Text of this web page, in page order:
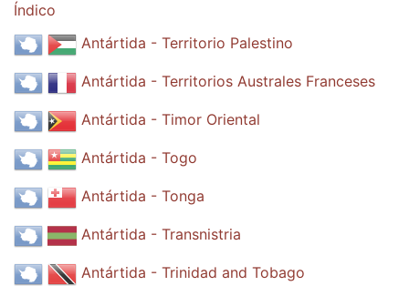
Índico
Antártida - Territorio Palestino
Antártida - Territorios Australes Franceses
Antártida - Timor Oriental
Antártida - Togo
Antártida - Tonga
Antártida - Transnistria
Antártida - Trinidad and Tobago